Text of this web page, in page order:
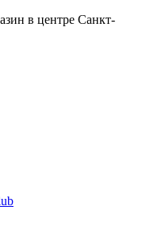
в центре Санкт-